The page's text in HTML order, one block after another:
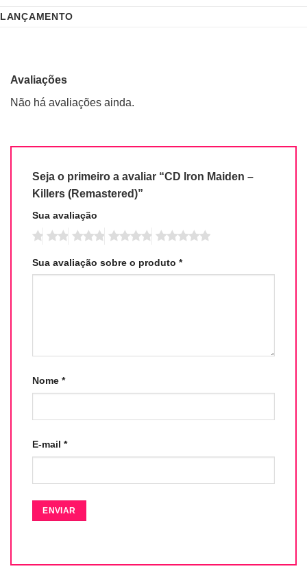
LANÇAMENTO
Avaliações
Não há avaliações ainda.
Seja o primeiro a avaliar “CD Iron Maiden –
Killers (Remastered)”
Sua avaliação
Sua avaliação sobre o produto *
Nome *
E-mail *